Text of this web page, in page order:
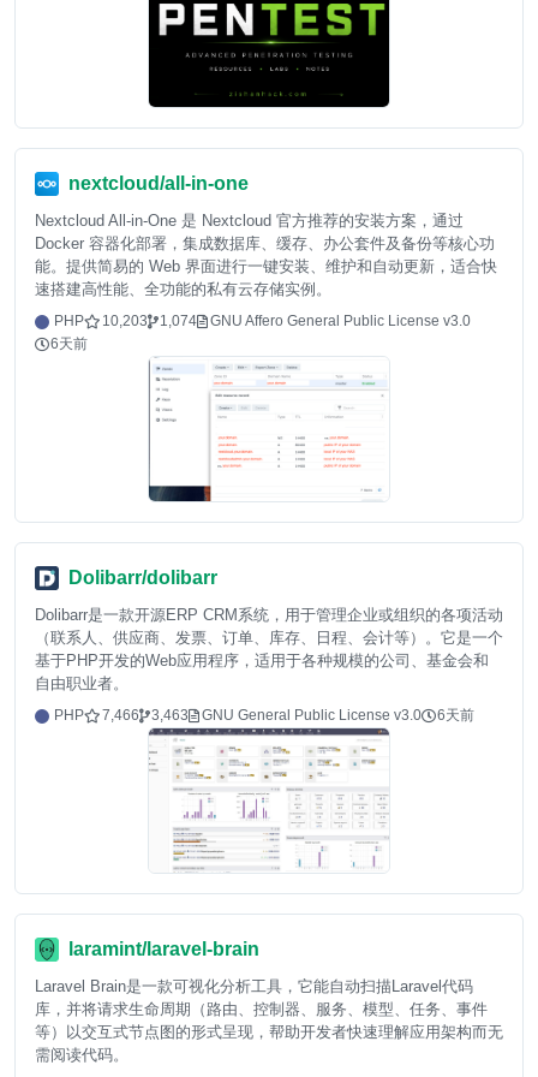
nextcloud/all-in-one
Nextcloud All-in-One 是 Nextcloud 官方推荐的安装方案，通过
Docker 容器化部署，集成数据库、缓存、办公套件及备份等核心功
能。提供简易的 Web 界面进行一键安装、维护和自动更新，适合快
速搭建高性能、全功能的私有云存储实例。
PHP 10,203 1,074
GNU Affero General Public License v3.0
6天前
Dolibarr/dolibarr
Dolibarr是一款开源ERP CRM系统，用于管理企业或组织的各项活动
（联系人、供应商、发票、订单、库存、日程、会计等）。它是一个
基于PHP开发的Web应用程序，适用于各种规模的公司、基金会和
自由职业者。
PHP 7,466 3,463 GNU General Public License v3.0 6天前
laramint/laravel-brain
Laravel Brain是一款可视化分析工具，它能自动扫描Laravel代码
库，并将请求生命周期（路由、控制器、服务、模型、任务、事件
等）以交互式节点图的形式呈现，帮助开发者快速理解应用架构而无
需阅读代码。